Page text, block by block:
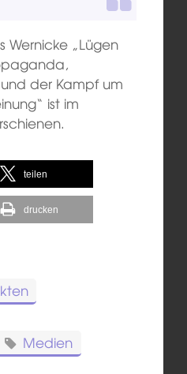
Wernicke „Lügen
der Kampf um
ist im
teilen
drucken
Medien